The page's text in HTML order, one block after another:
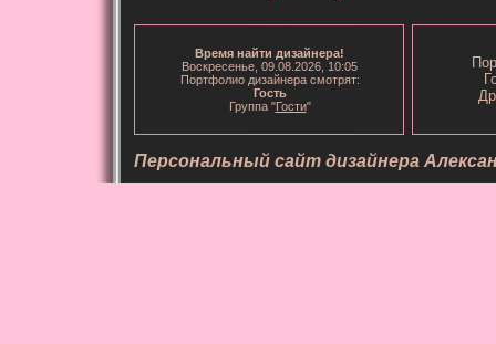
Время найти дизайнера!
Воскресенье, 09.08.2026, 10:05
Портфолио дизайнера смотрят:
Гость
Группа "Гости"
Персональный сайт дизайнера